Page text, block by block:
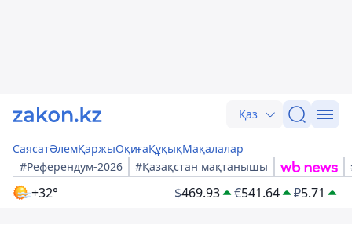
Қаз
СаясатӘлемҚаржыОқиғаҚұқықМақалалар
#Референдум-2026
#Қазақстан мақтанышы
+32° $469.93 €541.64 ₽5.71